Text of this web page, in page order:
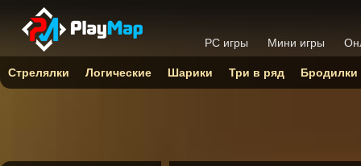
PC игры Мини игры
Стрелялки Логические Шарики Три в ряд Бродилки